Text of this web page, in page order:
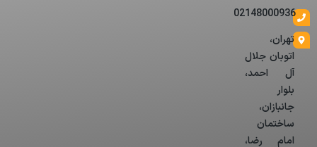
02148000936
تهران،
اتوبان جلال
آل احمد،
بلوار
جانبازان،
ساختمان
امام رضا،